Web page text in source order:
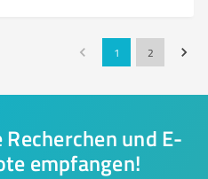
1 2
und E-
empfangen!